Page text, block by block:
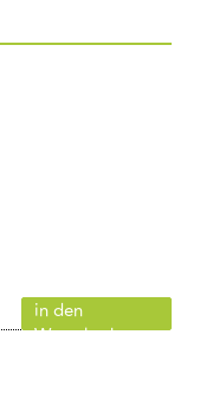
in den
Warenkorb